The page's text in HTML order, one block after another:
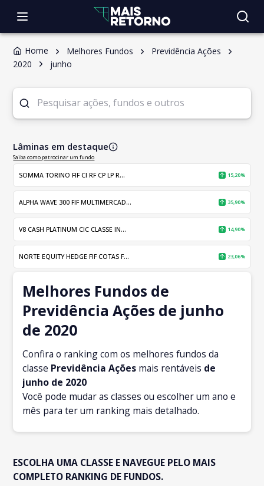
Home Melhores Fundos
Previdência Ações
2020
junho
Lâminas em destaque
Saiba como patrocinar um fundo
SOMMA TORINO FIF CI RF CP LP R... 15,20%
ALPHA WAVE 300 FIF MULTIMERCAD... 35,90%
V8 CASH PLATINUM CIC CLASSE IN... 14,90%
NORTE EQUITY HEDGE FIF COTAS F... 23,06%
Melhores Fundos de
Previdência Ações de junho
de 2020
Confira o ranking com os melhores fundos da
classe Previdência Ações mais rentáveis de
junho de 2020
Você pode mudar as classes ou escolher um ano e
mês para ter um ranking mais detalhado.
ESCOLHA UMA CLASSE E NAVEGUE PELO MAIS
COMPLETO RANKING DE FUNDOS.